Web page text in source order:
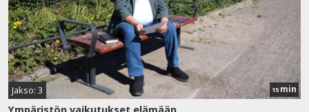
Jakso: 3 15 min